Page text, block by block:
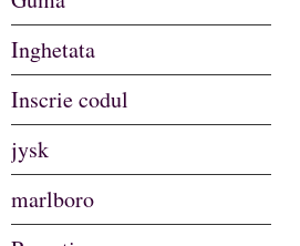
Inghetata
Inscrie codul
jysk
marlboro